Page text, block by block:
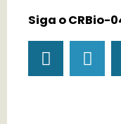
Siga o CRBio-
I
n
Y
o